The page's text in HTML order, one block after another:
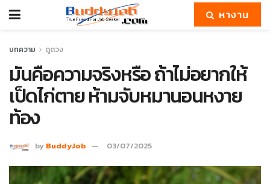
หางาน
บทความ ดูดวง
มันคือความจริงหรือ ถ้าไม่อยากให้
เป็ดไก่ตาย ห้ามจับหมานอนหงาย
ท้อง
by BuddyJob 03/07/2025